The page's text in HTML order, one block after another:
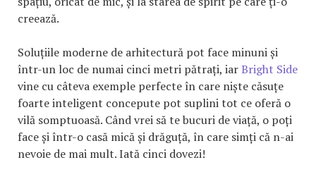
creează.
Soluțiile moderne de arhitectură pot face minuni și
într-un loc de numai cinci metri pătrați, iarBright Side
vine cu câteva exemple perfecte în care niște căsuțe
foarte inteligent concepute pot suplini tot ce oferă o
vilă somptuoasă. Când vrei să te bucuri de viață, o poți
face și într-o casă mică și drăguță, în care simți că n-ai
nevoie de mai mult. Iată cinci dovezi!